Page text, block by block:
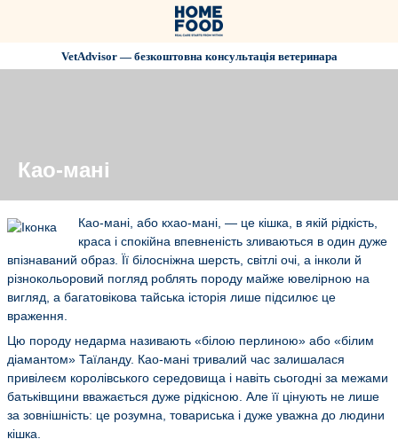
VetAdvisor — безкоштовна консультація ветеринара
Као-мані
Као-мані, або кхао-мані, — це кішка, в якій рідкість,
краса і спокійна впевненість зливаються в один дуже
впізнаваний образ. Її білосніжна шерсть, світлі очі, а інколи й
різнокольоровий погляд роблять породу майже ювелірною на
вигляд, а багатовікова тайська історія лише підсилює це
враження.
Цю породу недарма називають «білою перлиною» або «білим
діамантом» Таїланду. Као-мані тривалий час залишалася
привілеєм королівського середовища і навіть сьогодні за межами
батьківщини вважається дуже рідкісною. Але її цінують не лише
за зовнішність: це розумна, товариська і дуже уважна до людини
кішка.